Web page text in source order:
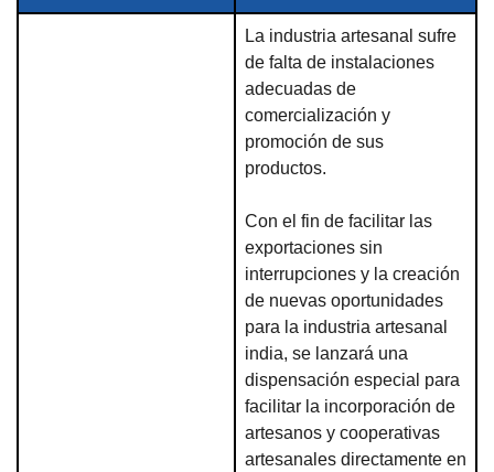
La industria artesanal sufre
de falta de instalaciones
adecuadas de
comercialización y
promoción de sus
productos.
Con el fin de facilitar las
exportaciones sin
interrupciones y la creación
de nuevas oportunidades
para la industria artesanal
india, se lanzará una
dispensación especial para
facilitar la incorporación de
artesanos y cooperativas
artesanales directamente en